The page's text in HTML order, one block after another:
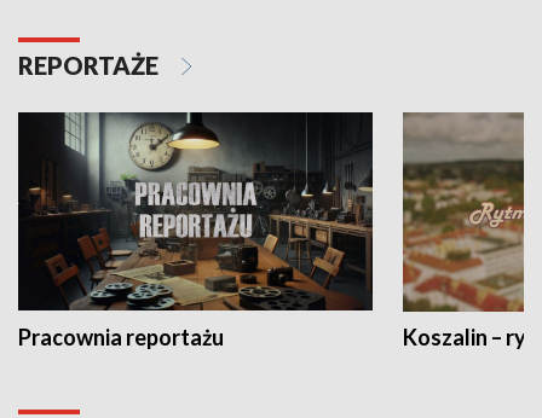
REPORTAŻE
Pracownia reportażu Koszalin –